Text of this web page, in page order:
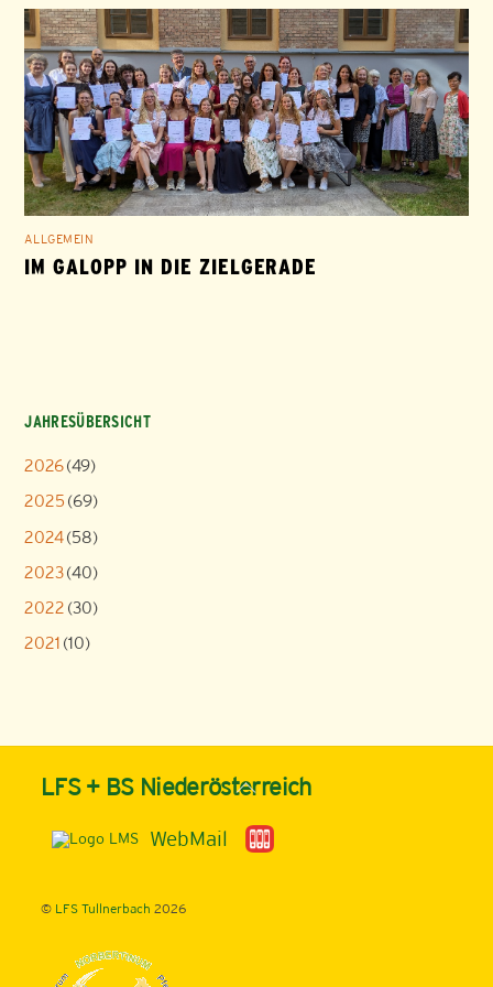
ALLGEMEIN
IM GALOPP IN DIE ZIELGERADE
JAHRESÜBERSICHT
2026(49)
2025 (69)
2024(58)
2023(40)
2022 (30)
2021 (10)
Back
Top
LFS + BS Niederösterreich
WebMail
© LFS Tullnerbach 2026